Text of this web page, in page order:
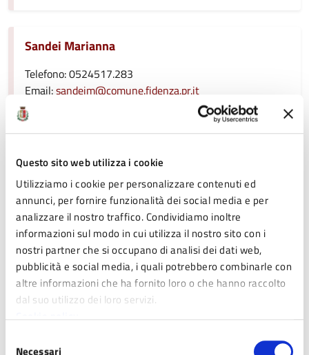
Questo sito web utilizza i cookie
Utilizziamo i cookie per personalizzare contenuti ed
annunci, per fornire funzionalità dei social media e per
analizzare il nostro traffico. Condividiamo inoltre
informazioni sul modo in cui utilizza il nostro sito con i
nostri partner che si occupano di analisi dei dati web,
pubblicità e social media, i quali potrebbero combinarle con
altre informazioni che ha fornito loro o che hanno raccolto
dal suo utilizzo dei loro servizi.
Necessari
Sandei Marianna
Telefono: 0524517.283
Email:sandeim@comune.fidenza.pr.it
Regolamenti
Consulta i regolamenti del servizio Ambiente e Paesaggio
Argomenti
Tutela ambiente e paesaggio